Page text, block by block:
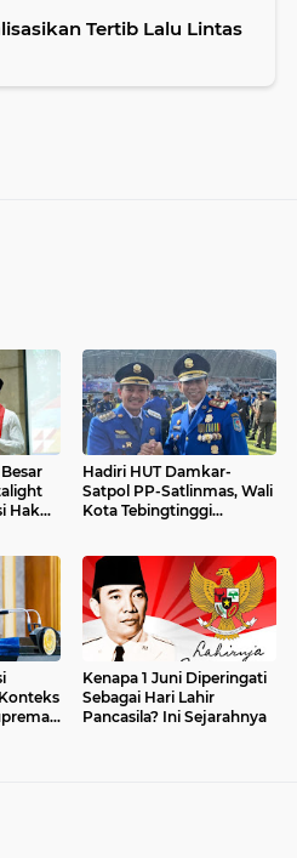
Tertib Lalu Lintas
Hak
Hadiri HUT Damkar-
Satpol PP-Satlinmas, Wali
Kota Tebingtinggi
Kenapa 1 Juni Diperingati
Sebagai Hari Lahir
Pancasila? Ini Sejarahnya